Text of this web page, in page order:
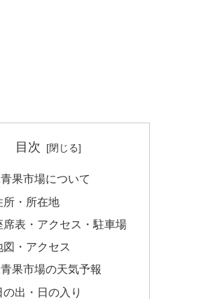
目次
果市場について
所・所在地
席表・アクセス・駐車場
図・アクセス
果市場の天気予報
の出・日の入り